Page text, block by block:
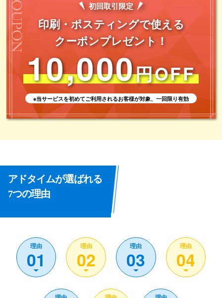
初回取引限定
印刷・ポスティングで使える
クーポンプレゼント！
10,000円OFF
※当サービスを初めてご利用されるお客様が対象、一回限り有効
アドタイムが選ばれる
7つの理由
01 02 03 04